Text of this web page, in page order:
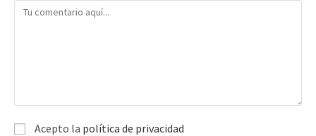
Acepto la política de privacidad